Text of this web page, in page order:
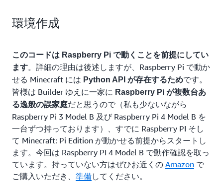
環境作成
このコードは Raspberry Pi で動くことを前提にしてい
ます。詳細の理由は後述しますが、Raspberry Pi で動か
せる Minecraft には Python API が存在するためです。
皆様は Builder ゆえに一家に Raspberry Pi が複数台あ
る逸般の誤家庭だと思うので（私も少ないながら
Raspberry Pi 3 Model B 及び Raspberry Pi 4 Model B を
一台ずつ持っております）、すでに Raspberry PI そし
て Minecraft: Pi Edition が動かせる前提からスタートし
ます。今回は Raspberry PI 4 Model B で動作確認を取っ
ています。持っていない方はぜひお近くの Amazon で
ご購入いただき、 準備してください。